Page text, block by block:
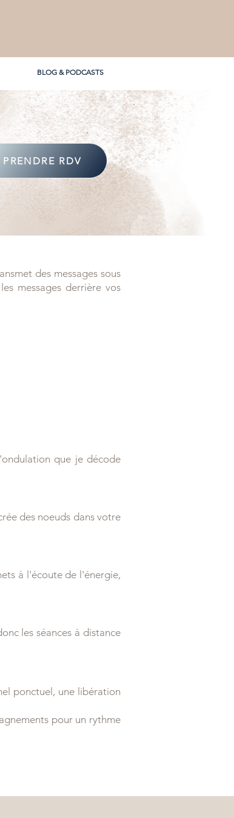
BLOG & PODCASTS
PRENDRE RDV
des messages sous
messages derrière vos
que je décode
des noeuds dans votre
à l'écoute de l'énergie,
les séances à distance
ponctuel, une libération
pour un rythme